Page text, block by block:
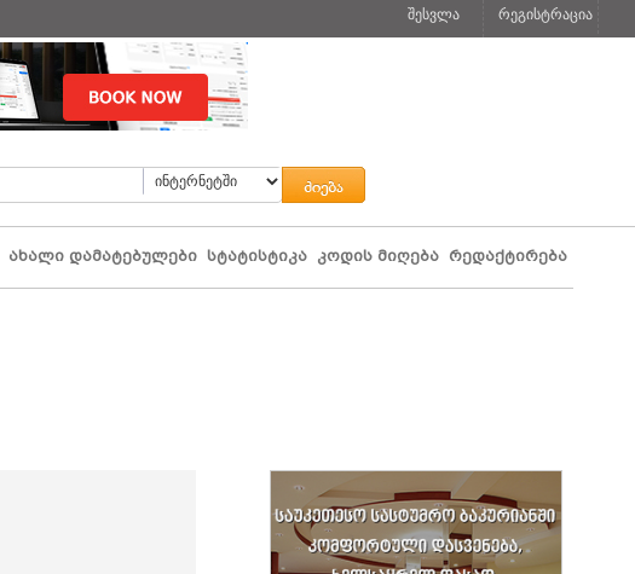
შესვლა რეგისტრაცია
ახალი დამატებულები სტატისტიკა კოდის მიღება რედაქტირება